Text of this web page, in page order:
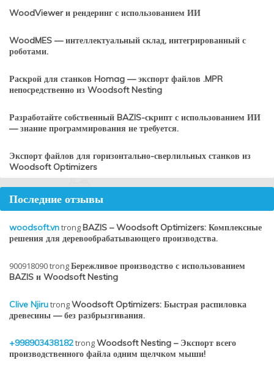
WoodViewer и рендеринг с использованием ИИ
WoodMES — интеллектуальный склад, интегрированный с
роботами.
Раскрой для станков Homag — экспорт файлов .MPR
непосредственно из Woodsoft Nesting
Разработайте собственный BAZIS-скрипт с использованием ИИ
— знание программирования не требуется.
Экспорт файлов для горизонтально-сверлильных станков из
Woodsoft Optimizers
Последние отзывы
woodsoft.vntrongBAZIS – Woodsoft Optimizers: Комплексные
решения для деревообрабатывающего производства.
900918090trongБережливое производство с использованием
BAZIS и Woodsoft Nesting
Clive NjirutrongWoodsoft Optimizers: Быстрая распиловка
древесины — без разбрызгивания.
+998903438182trongWoodsoft Nesting – Экспорт всего
производственного файла одним щелчком мыши!